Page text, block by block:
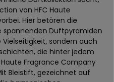
von HFC Haute
Hier betören die
spannenden Duftpyramiden
sondern auch
die hinter jedem
Fragrance Company
Bleistift, gezeichnet auf